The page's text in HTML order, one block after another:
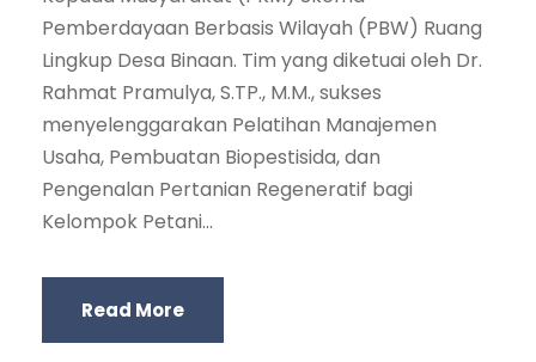
Pemberdayaan Berbasis Wilayah (PBW) Ruang
Lingkup Desa Binaan. Tim yang diketuai oleh Dr.
Rahmat Pramulya, S.TP., M.M., sukses
menyelenggarakan Pelatihan Manajemen
Usaha, Pembuatan Biopestisida, dan
Pengenalan Pertanian Regeneratif bagi
Kelompok Petani...
Read More